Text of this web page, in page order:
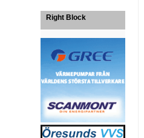
Right Block